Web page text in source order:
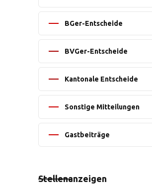
BGer-Entscheide
BVGer-Entscheide
Kantonale Entscheide
Sonstige Mitteilungen
Gastbeiträge
Stellenanzeigen